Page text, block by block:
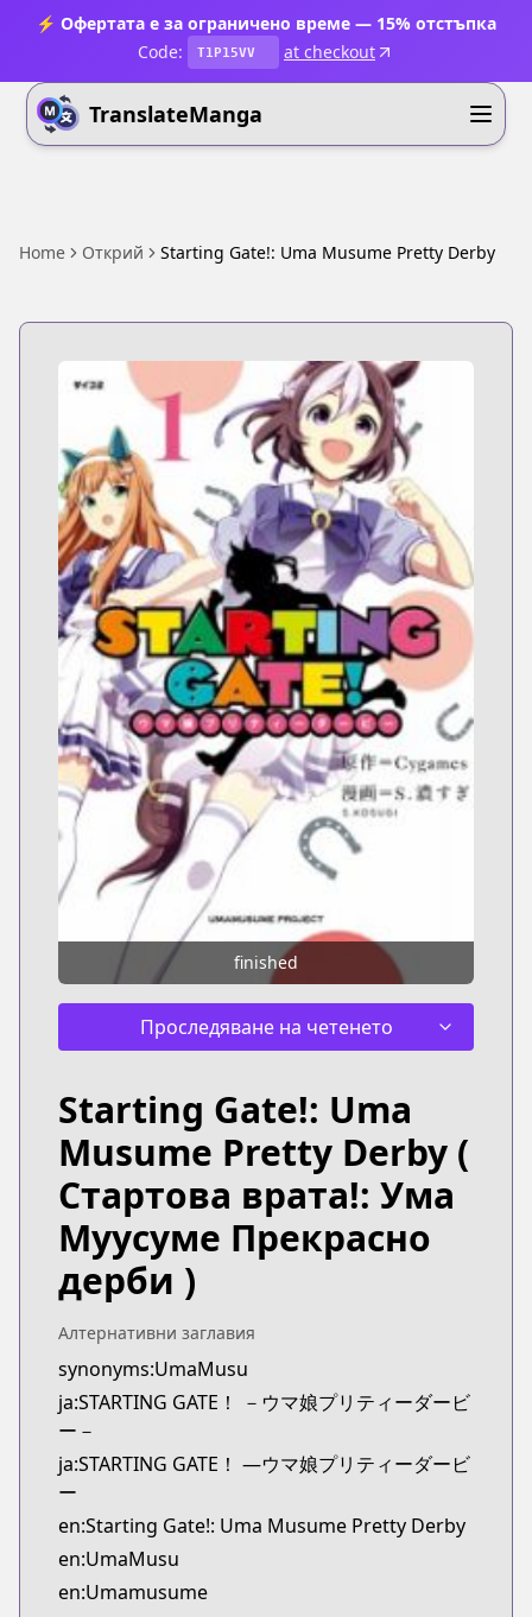
⚡ Офертата е за ограничено време — 15% отстъпка
Code:
T1P15VV at checkout
TranslateManga
Home Открий Starting Gate!: Uma Musume Pretty Derby
finished
Проследяване на четенето
Starting Gate!: Uma
Musume Pretty Derby (
Стартова врата!: Ума
Муусуме Прекрасно
дерби )
Алтернативни заглавия
synonyms:UmaMusu
ja:STARTING GATE！ －ウマ娘プリティーダービ
ー－
ja:STARTING GATE！ ―ウマ娘プリティーダービ
ー
en:Starting Gate!: Uma Musume Pretty Derby
en:UmaMusu
en:Umamusume